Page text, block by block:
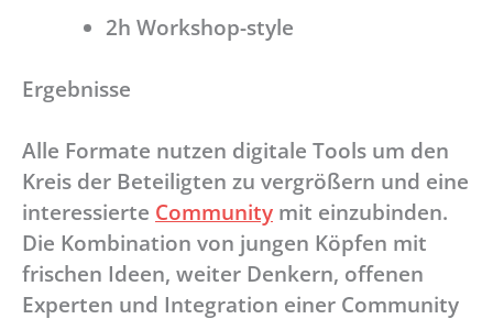
2h Workshop-style
Ergebnisse
Alle Formate nutzen digitale Tools um den
Kreis der Beteiligten zu vergrößern und eine
interessierte Community mit einzubinden.
Die Kombination von jungen Köpfen mit
frischen Ideen, weiter Denkern, offenen
Experten und Integration einer Community